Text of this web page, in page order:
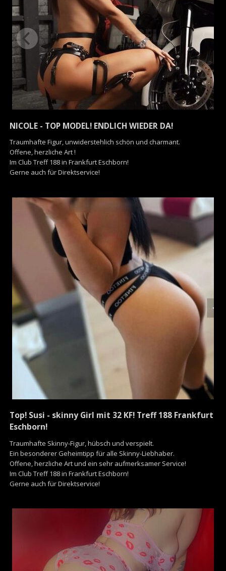
NICOLE - TOP MODEL! ENDLICH WIEDER DA!
Traumhafte Figur, unwiderstehlich schön und charmant.
Offene, herzliche Art !
Im Club Treff 188 in Frankfurt Eschborn!
Gerne auch für Direktservice!
Top! Susi - skinny Girl mit 32 KF! Treff 188 Frankfurt
Eschborn!
Traumhafte Skinny-Figur, hübsch und verspielt.
Ein besonderer Geheimtipp für alle Skinny-Liebhaber.
Offene, herzliche Art und ein sehr aufmerksamer Service!
Im Club Treff 188 in Frankfurt Eschborn!
Gerne auch für Direktservice!